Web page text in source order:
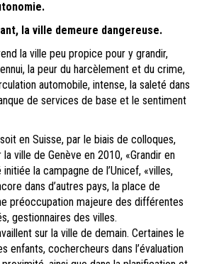
la ville demeure dangereuse.
la ville peu propice pour y grandir,
la peur du harcèlement et du crime,
automobile, intense, la saleté dans
de services de base et le sentiment
en Suisse, par le biais de colloques,
ville de Genève en 2010, «Grandir en
la campagne de l’Unicef, «villes,
dans d’autres pays, la place de
préoccupation majeure des différentes
gestionnaires des villes.
sur la ville de demain. Certaines le
enfants, cochercheurs dans l’évaluation